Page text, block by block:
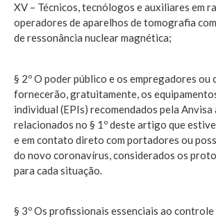
XV – Técnicos, tecnólogos e auxiliares em
operadores de aparelhos de tomografia
de ressonância nuclear magnética;
§ 2º O poder público e os empregadores
fornecerão, gratuitamente, os
individual (EPIs) recomendados pela
relacionados no § 1º deste artigo que
e em contato direto com portadores ou
do novo coronavírus, considerados os
para cada situação.
§ 3º Os profissionais essenciais ao controle